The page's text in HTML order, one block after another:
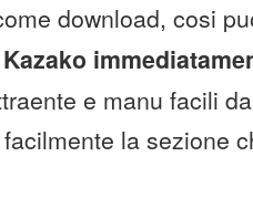
download, cosi
e manu facili
la sezione